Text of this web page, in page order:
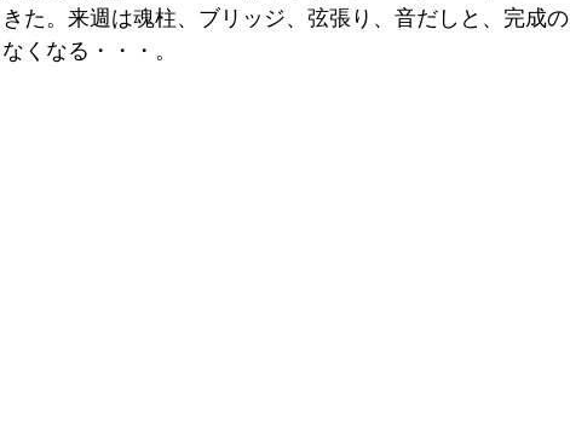
た。来週は魂柱、ブリッジ、弦張り、音だしと、完成の
くなる・・・。